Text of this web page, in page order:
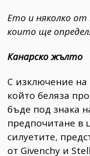
Ето и няколко
които ще
Канарско жълто
С изключение
който беляза
бъде под знака
предпочитане в
силуетите,
от Givenchy и